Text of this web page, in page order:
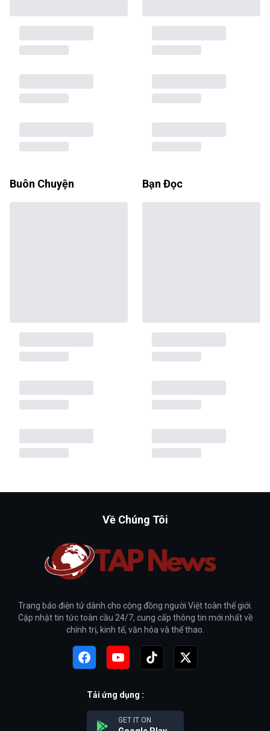
Buôn Chuyện Bạn Đọc
Về Chúng Tôi
Trang báo điện tử dành cho cộng đồng người Việt toàn thế giới.
Cập nhật tin tức toàn cầu 24/7, cung cấp thông tin mới nhất về
chính trị, kinh tế, văn hóa và thể thao.
Tải ứng dụng :
GET IT ON